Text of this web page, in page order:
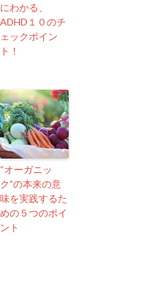
にわかる、
ADHD１０のチ
ェックポイン
ト！
“オーガニッ
ク”の本来の意
味を実践するた
めの５つのポイ
ント